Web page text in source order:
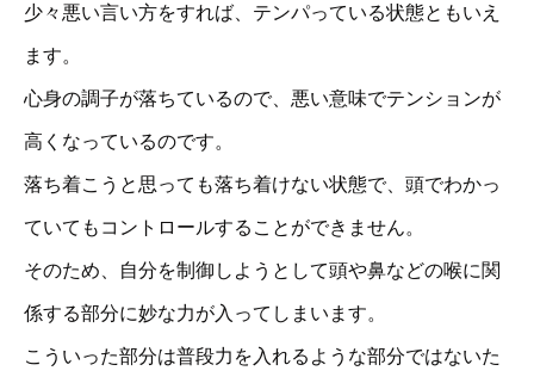
少々悪い言い方をすれば、テンパっている状態ともいえ
ます。
心身の調子が落ちているので、悪い意味でテンションが
高くなっているのです。
落ち着こうと思っても落ち着けない状態で、頭でわかっ
ていてもコントロールすることができません。
そのため、自分を制御しようとして頭や鼻などの喉に関
係する部分に妙な力が入ってしまいます。
こういった部分は普段力を入れるような部分ではないた